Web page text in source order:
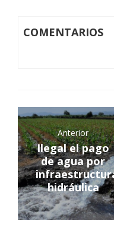
COMENTARIOS
Anterior
Ilegal el pago
de agua por
hidráulica